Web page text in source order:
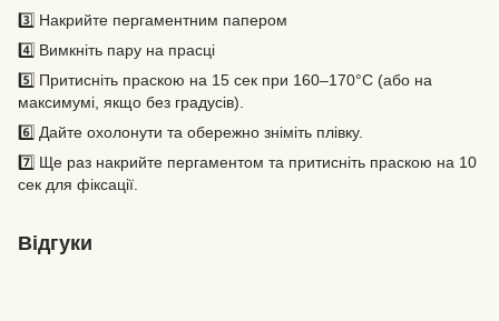
3️⃣ Накрийте пергаментним папером
4️⃣ Вимкніть пару на прасці
5️⃣ Притисніть праскою на 15 сек при 160–170°C (або на
максимумі, якщо без градусів).
6️⃣ Дайте охолонути та обережно зніміть плівку.
7️⃣ Ще раз накрийте пергаментом та притисніть праскою на 10
сек для фіксації.
Відгуки